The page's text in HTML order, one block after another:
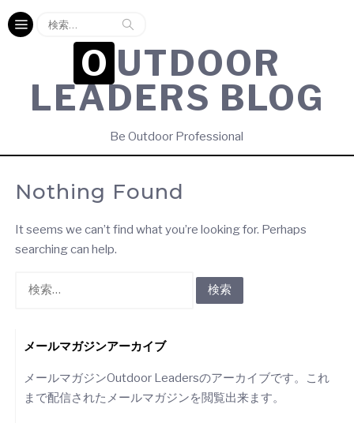
検
OUTDOOR
LEADERS BLOG
Be Outdoor Professional
Nothing Found
It seems we can’t find what you’re looking for. Perhaps
searching can help.
メールマガジンアーカイブ
メールマガジンOutdoor Leadersのアーカイブです。これ
まで配信されたメールマガジンを閲覧出来ます。